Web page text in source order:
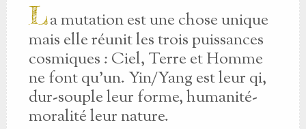
La mutation est une chose unique
mais elle réunit les trois puissances
cosmiques : Ciel, Terre et Homme
ne font qu'un. Yin/Yang est leur qi,
dur-souple leur forme, humanité-
moralité leur nature.